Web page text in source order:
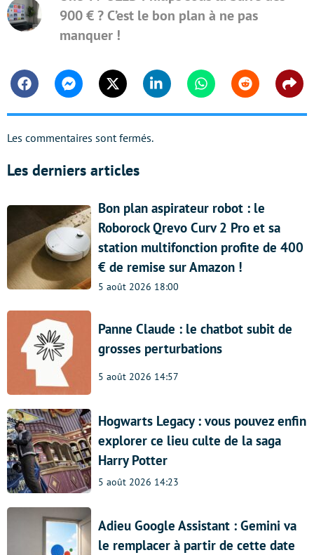
900 € ? C’est le bon plan à ne pas
manquer !
FacebookMessengerTwitter Linkedin WhatsappReddit
Les commentaires sont fermés.
Les derniers articles
Bon plan aspirateur robot : le
Roborock Qrevo Curv 2 Pro et sa
station multifonction profite de 400
€ de remise sur Amazon !
5 août 2026 18:00
Panne Claude : le chatbot subit de
grosses perturbations
5 août 2026 14:57
Hogwarts Legacy : vous pouvez enfin
explorer ce lieu culte de la saga
Harry Potter
5 août 2026 14:23
Adieu Google Assistant : Gemini va
le remplacer à partir de cette date